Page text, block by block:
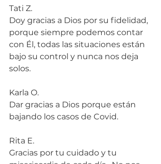
Tati Z.
Doy gracias a Dios por su fidelidad,
porque siempre podemos contar
con Él, todas las situaciones están
bajo su control y nunca nos deja
solos.
Karla O.
Dar gracias a Dios porque están
bajando los casos de Covid.
Rita E.
Gracias por tu cuidado y tu